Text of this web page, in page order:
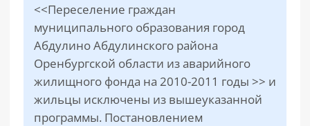
<<Переселение граждан
муниципального образования город
Абдулино Абдулинского района
Оренбургской области из аварийного
жилищного фонда на 2010-2011 годы >> и
жильцы исключены из вышеуказанной
программы. Постановлением